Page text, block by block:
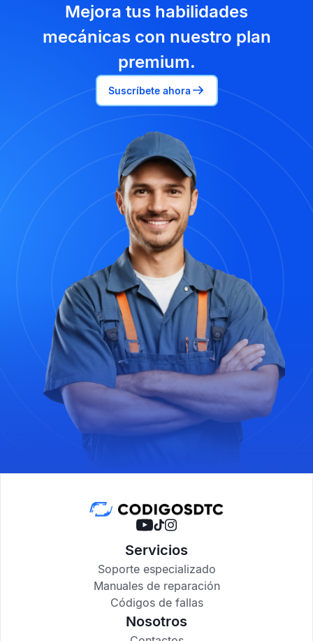
Mejora tus habilidades
mecánicas con nuestro plan
premium.
Suscríbete ahora
Servicios
Soporte especializado
Manuales de reparación
Códigos de fallas
Nosotros